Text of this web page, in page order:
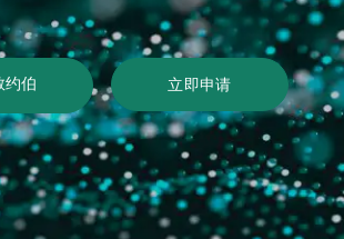
约伯 立即申请